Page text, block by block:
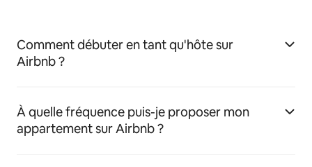
Comment débuter en tant qu'hôte sur
Airbnb ?
À quelle fréquence puis-je proposer mon
appartement sur Airbnb ?